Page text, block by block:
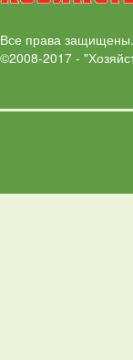
Все права защищены.
©2008-2017 -